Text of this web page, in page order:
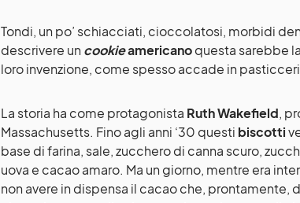
Tondi, un po’ schiacciati, cioccolatosi, morbidi
descrivere un cookieamericanoquesta sarebbe
loro invenzione, come spesso accade in
La storia ha come protagonista Ruth Wakefield,
Massachusetts. Fino agli anni ‘30 questi biscotti
base di farina, sale, zucchero di canna scuro,
uova e cacao amaro. Ma un giorno, mentre era
non avere in dispensa il cacao che, prontamente,